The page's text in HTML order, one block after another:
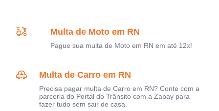
Multa de Moto em RN
Pague sua multa de Moto em RN em até 12x!
Multa de Carro em RN
Precisa pagar multa de Carro em RN? Conte com a
parceria do Portal do Trânsito com a Zapay para
fazer tudo sem sair de casa.